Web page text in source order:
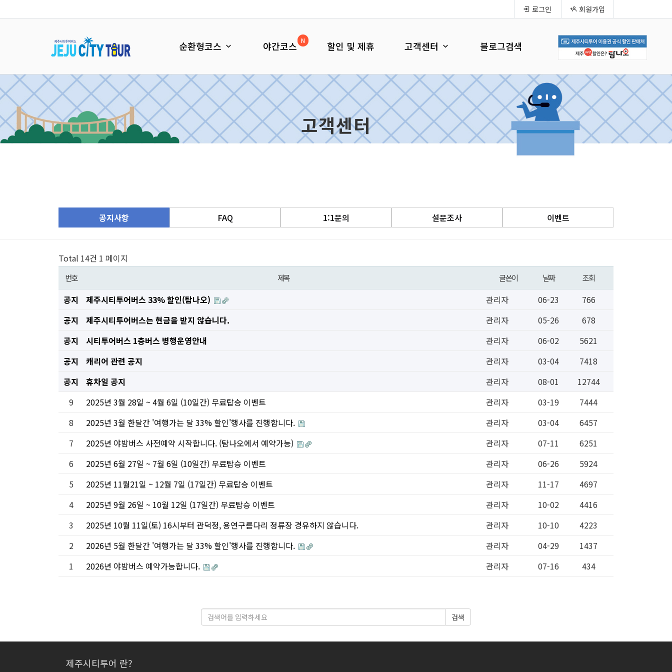
로그인 회원가입
순환형코스 야간코스 N 할인 및 제휴 고객센터 블로그검색
고객센터
공지사항 FAQ 1:1문의 설문조사 이벤트
Total 14건 1 페이지
번호 제목 글쓴이 날짜 조회
공지 제주시티투어버스 33% 할인(탐나오) 관리자 06-23
766
공지
제주시티투어버스는 현금을 받지 않습니다. 관리자 05-26
678
공지
시티투어버스 1층버스 병행운영안내 관리자 06-02
5621
공지
캐리어 관련 공지 관리자 03-04
7418
공지
휴차일 공지 관리자 08-01
12744
9
2025년 3월 28일 ~ 4월 6일 (10일간) 무료탑승 이벤트 관리자 03-19
7444
8
2025년 3월 한달간 '여행가는 달 33% 할인'행사를 진행합니다. 관리자 03-04
6457
7
2025년 야밤버스 사전예약 시작합니다. (탐나오에서 예약가능) 관리자 07-11
6251
6
2025년 6월 27일 ~ 7월 6일 (10일간) 무료탑승 이벤트 관리자 06-26
5924
5
2025년 11월21일 ~ 12월 7일 (17일간) 무료탑승 이벤트 관리자 11-17
4697
4
2025년 9월 26일 ~ 10월 12일 (17일간) 무료탑승 이벤트 관리자 10-02
4416
3
2025년 10월 11일(토) 16시부터 관덕정, 용연구름다리 정류장 경유하지 않습니다. 관리자 10-10
4223
2
2026년 5월 한달간 '여행가는 달 33% 할인'행사를 진행합니다. 관리자 04-29
1437
1
2026년 야밤버스 예약가능합니다. 관리자 07-16 434
검색
제주시티투어 란?